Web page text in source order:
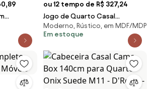
M04 -
ou 12 tempo de R$ 327,24
Jogo de Quarto Casal
Modulado 007 Master Avelã
Rústico/Ártico Rústico
Moderno, Rústico, em MDF/MDP
Em estoque